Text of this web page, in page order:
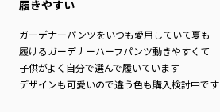
履きやすい
ガーデナーパンツをいつも愛用していて夏も
履けるガーデナーハーフパンツ動きやすくて
子供がよく自分で選んで履いています
デザインも可愛いので違う色も購入検討中です